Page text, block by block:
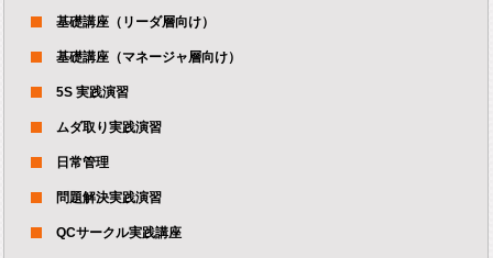
基礎講座（リーダ層向け）
基礎講座（マネージャ層向け）
5S 実践演習
ムダ取り実践演習
日常管理
問題解決実践演習
QCサークル実践講座